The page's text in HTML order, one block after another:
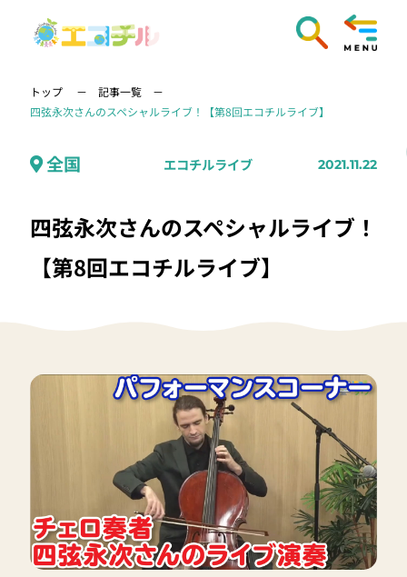
トップ
記事一覧
四弦永次さんのスペシャルライブ！【第8回エコチルライブ】
全国 エコチルライブ 2021.11.22
四弦永次さんのスペシャルライブ！
【第8回エコチルライブ】